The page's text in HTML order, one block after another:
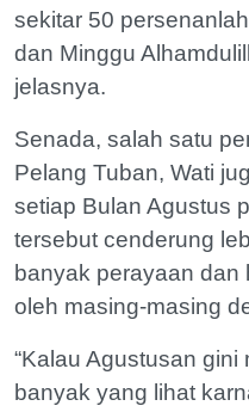
sekitar 50
dan Minggu
jelasnya.
Senada, salah satu
Pelang Tuban, Wati
setiap Bulan Agustus
tersebut cenderung
banyak perayaan
oleh masing-masing
“Kalau Agustusan
banyak yang lihat